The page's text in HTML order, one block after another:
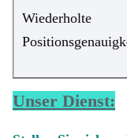
Wiederholte
Unser Dienst: